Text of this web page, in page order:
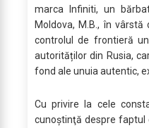
marca Infiniti, un
Moldova, M.B., în
controlul de frontieră
autorităților din Rusia,
fond ale unuia autentic,
Cu privire la cele
cunoştinţă despre